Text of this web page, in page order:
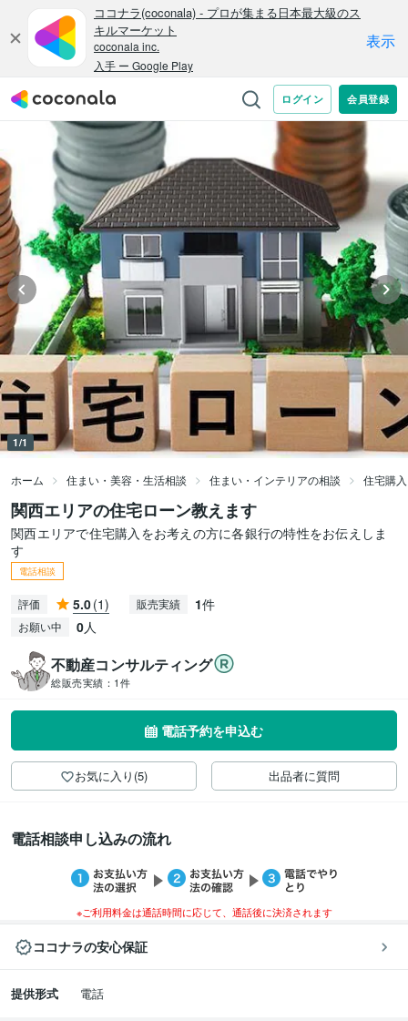
1/1
ホーム 住まい・美容・生活相談 住まい・インテリアの相談 住宅購
関西エリアの住宅ローン教えます
関西エリアで住宅購入をお考えの方に各銀行の特性をお伝えしま
す
電話相談
評価 5.0(1) 販売実績 1件
お願い中 0人
不動産コンサルティング
総販売実績： 1件
電話予約を申込む
お気に入り(5) 出品者に質問
電話相談申し込みの流れ
※ご利用料金は通話時間に応じて、通話後に決済されます
ココナラの安心保証
提供形式 電話